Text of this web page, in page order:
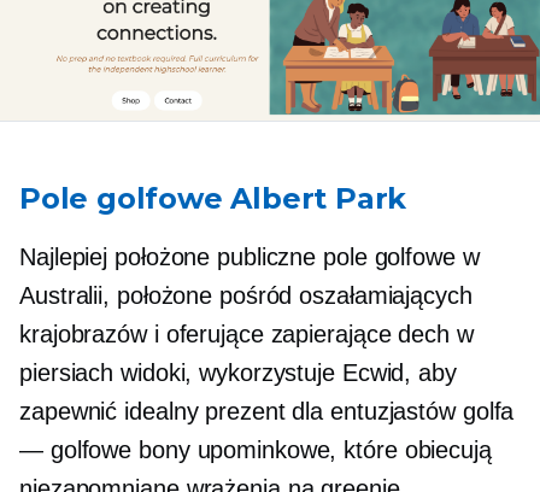
Pole golfowe Albert Park
Najlepiej położone publiczne pole golfowe w
Australii, położone pośród oszałamiających
krajobrazów i oferujące zapierające dech w
piersiach widoki, wykorzystuje Ecwid, aby
zapewnić idealny prezent dla entuzjastów golfa
— golfowe bony upominkowe, które obiecują